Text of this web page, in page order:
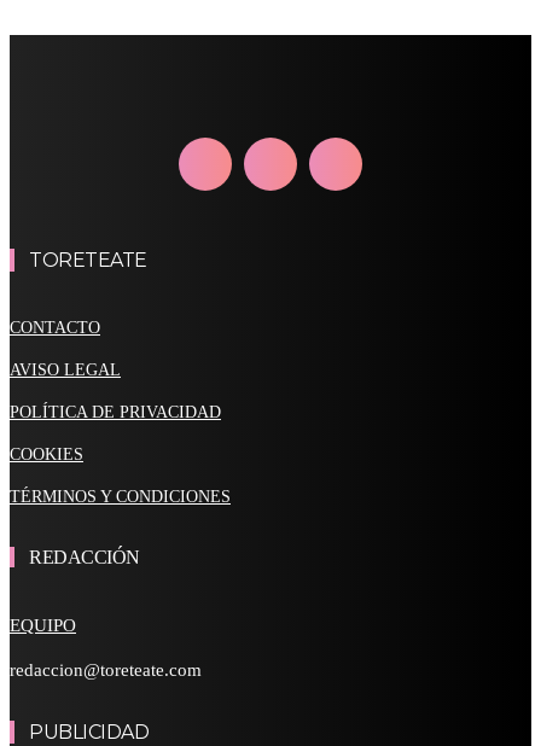
TORETEATE
CONTACTO
AVISO LEGAL
POLÍTICA DE PRIVACIDAD
COOKIES
TÉRMINOS Y CONDICIONES
REDACCIÓN
EQUIPO
redaccion@toreteate.com
PUBLICIDAD